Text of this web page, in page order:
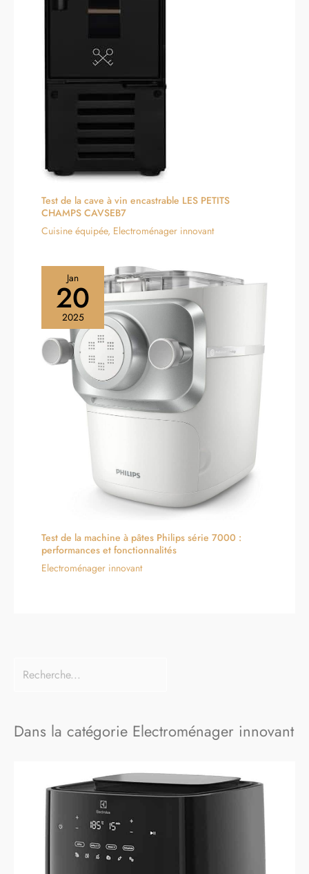
Test de la cave à vin encastrable LES PETITS
CHAMPS CAVSEB7
Cuisine équipée, Electroménager innovant
Jan
20
2025
Test de la machine à pâtes Philips série 7000 :
performances et fonctionnalités
Electroménager innovant
Dans la catégorie Electroménager innovant